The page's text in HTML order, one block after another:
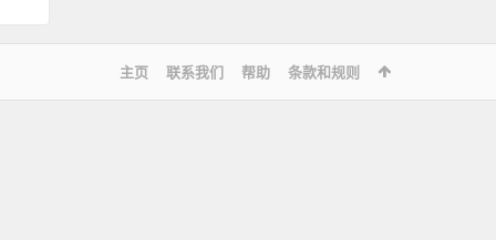
主页 联系我们 帮助 条款和规则